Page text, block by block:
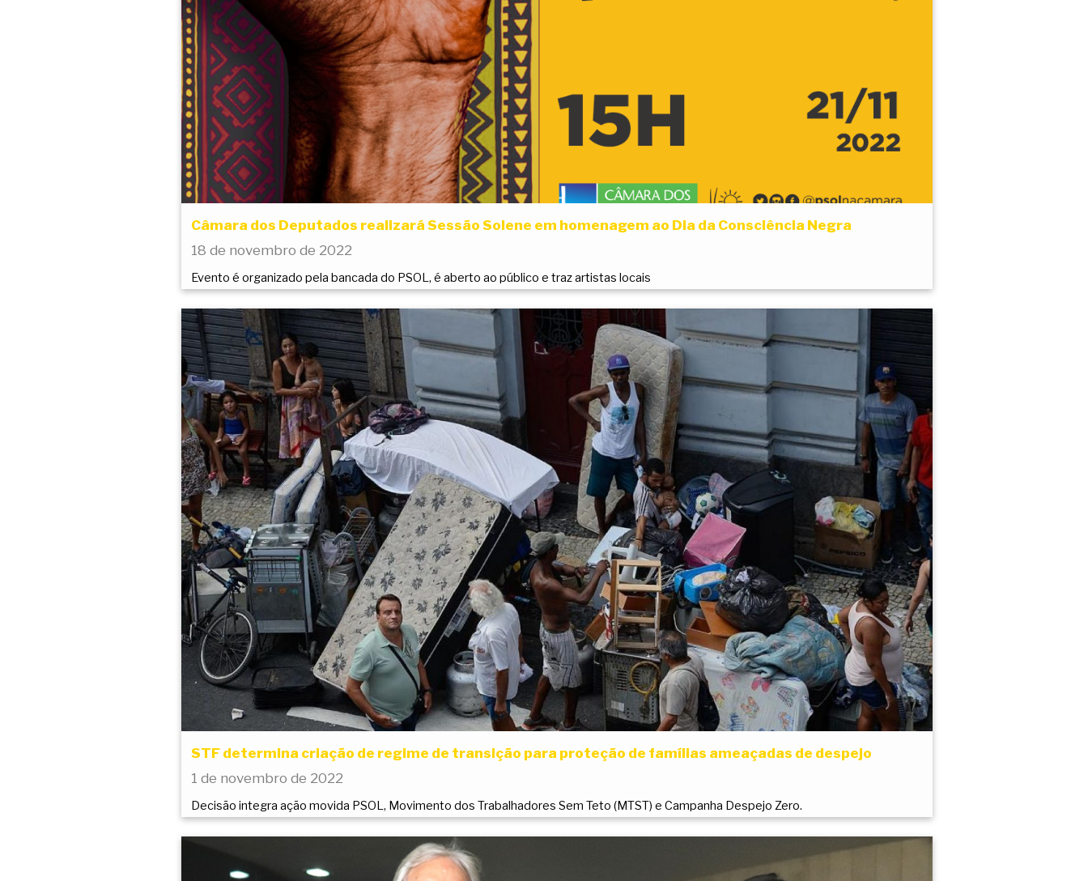
Câmara dos Deputados realizará Sessão Solene em homenagem ao Dia da Consciência Negra
18 de novembro de 2022
Evento é organizado pela bancada do PSOL, é aberto ao público e traz artistas locais
STF determina criação de regime de transição para proteção de famílias ameaçadas de despejo
1 de novembro de 2022
Decisão integra ação movida PSOL, Movimento dos Trabalhadores Sem Teto (MTST) e Campanha Despejo Zero.